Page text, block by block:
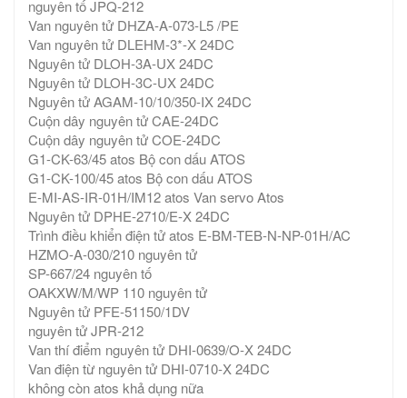
nguyên tố JPQ-212
Van nguyên tử DHZA-A-073-L5 /PE
Van nguyên tử DLEHM-3*-X 24DC
Nguyên tử DLOH-3A-UX 24DC
Nguyên tử DLOH-3C-UX 24DC
Nguyên tử AGAM-10/10/350-IX 24DC
Cuộn dây nguyên tử CAE-24DC
Cuộn dây nguyên tử COE-24DC
G1-CK-63/45 atos Bộ con dấu ATOS
G1-CK-100/45 atos Bộ con dấu ATOS
E-MI-AS-IR-01H/IM12 atos Van servo Atos
Nguyên tử DPHE-2710/E-X 24DC
Trình điều khiển điện tử atos E-BM-TEB-N-NP-01H/AC
HZMO-A-030/210 nguyên tử
SP-667/24 nguyên tố
OAKXW/M/WP 110 nguyên tử
Nguyên tử PFE-51150/1DV
nguyên tử JPR-212
Van thí điểm nguyên tử DHI-0639/O-X 24DC
Van điện từ nguyên tử DHI-0710-X 24DC
không còn atos khả dụng nữa